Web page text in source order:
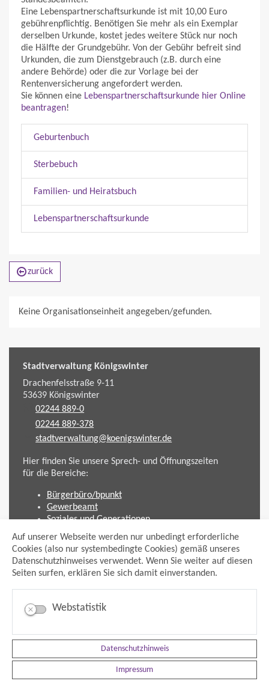
Auf unserer Webseite werden nur unbedingt erforderliche
Cookies (also nur systembedingte Cookies) gemäß unseres
Datenschutzhinweises verwendet. Wenn Sie weiter auf diesen
Seiten surfen, erklären Sie sich damit einverstanden.
Webstatistik
Datenschutzhinweis
Impressum
Eine Lebenspartnerschaftsurkunde ist mit 10,00 Euro
gebührenpflichtig. Benötigen Sie mehr als ein Exemplar
derselben Urkunde, kostet jedes weitere Stück nur noch
die Hälfte der Grundgebühr. Von der Gebühr befreit sind
Urkunden, die zum Dienstgebrauch (z.B. durch eine
andere Behörde) oder die zur Vorlage bei der
Rentenversicherung angefordert werden.
Sie können eine Lebenspartnerschaftsurkunde hier Online
beantragen!
Geburtenbuch
Sterbebuch
Familien- und Heiratsbuch
Lebenspartnerschaftsurkunde
zurück
Keine Organisationseinheit angegeben/gefunden.
Stadtverwaltung Königswinter
Drachenfelsstraße 9-11
53639Königswinter
02244 889-0
02244 889-378
stadtverwaltung@koenigswinter.de
Hier finden Sie unsere Sprech- und Öffnungszeiten
für die Bereiche:
Bürgerbüro/bpunkt
Gewerbeamt
Soziales und Generationen
Standesamt
Friedhofsverwaltung
Planen und Bauen (Bauamt)
Impressum
Datenschutzhinweis
Anmelden
Facebook
xing
Newsfeed Ausschreibungen